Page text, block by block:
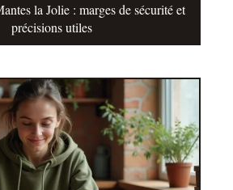
la Jolie : marges de sécurité et
précisions utiles